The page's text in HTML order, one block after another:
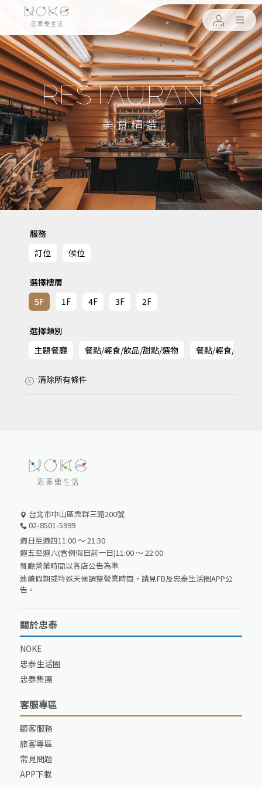
RESTAURANT
美食精選
服務
訂位
候位
選擇樓層
5F
1F 4F 3F 2F
選擇類別
主題餐廳
餐點/輕食/飲品/甜點/選物 餐點/輕食/飲品/
清除所有條件
台北市中山區樂群三路200號
02-8501-5999
週日至週四11:00 ～ 21:30
週五至週六(含例假日前一日)11:00 ～ 22:00
餐廳營業時間以各店公告為準
連續假期或特殊天候調整營業時間，請見FB及忠泰生活圈APP公
告。
關於忠泰
NOKE
忠泰生活圈
忠泰集團
客服專區
顧客服務
旅客專區
常見問題
APP下載